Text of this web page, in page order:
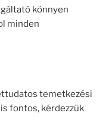
könnyen
minden
temetkezési
fontos, kérdezzük